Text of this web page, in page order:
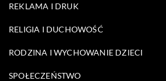
REKLAMA I DRUK
RELIGIA I DUCHOWOŚĆ
RODZINA I WYCHOWANIE DZIECI
SPOŁECZEŃSTWO